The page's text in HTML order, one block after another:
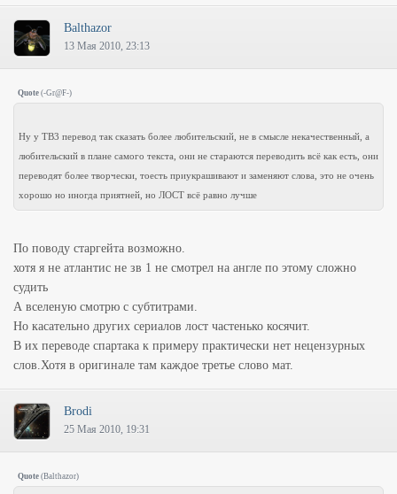
Balthazor
13 Мая 2010, 23:13
Quote (-Gr@F-)
Ну у ТВ3 перевод так сказать более любительский, не в смысле некачественный, а
любительский в плане самого текста, они не стараются переводить всё как есть, они
переводят более творчески, тоесть приукрашивают и заменяют слова, это не очень
хорошо но иногда приятней, но ЛОСТ всё равно лучше
По поводу старгейта возможно.
хотя я не атлантис не зв 1 не смотрел на англе по этому сложно
судить
А вселеную смотрю с субтитрами.
Но касательно других сериалов лост частенько косячит.
В их переводе спартака к примеру практически нет нецензурных
слов.Хотя в оригинале там каждое третье слово мат.
Brodi
25 Мая 2010, 19:31
Quote (Balthazor)